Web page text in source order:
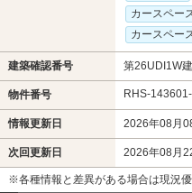
カースペー
カースペー
建築確認番号 第26UDI1W
物件番号 RHS-
情報更新日 2026年08月
次回更新日 2026年08月
※各種情報と差異がある場合は現況